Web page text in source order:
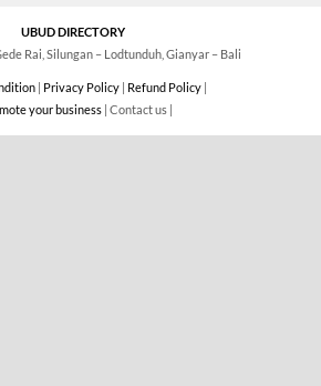
UBUD DIRECTORY
Rai, Silungan – Lodtunduh, Gianyar – Bali
| Privacy Policy| Refund Policy|
your business| Contact us |